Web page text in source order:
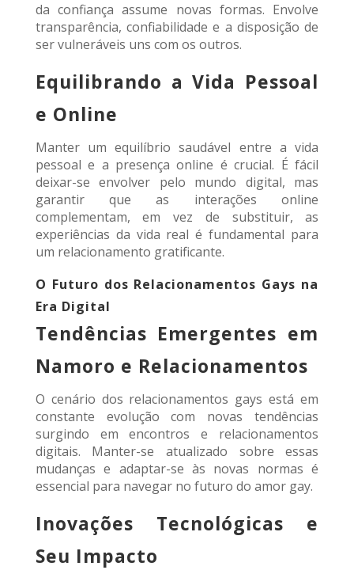
da confiança assume novas formas. Envolve
transparência, confiabilidade e a disposição de
ser vulneráveis ​​uns com os outros.
Equilibrando a Vida Pessoal
e Online
Manter um equilíbrio saudável entre a vida
pessoal e a presença online é crucial. É fácil
deixar-se envolver pelo mundo digital, mas
garantir que as interações online
complementam, em vez de substituir, as
experiências da vida real é fundamental para
um relacionamento gratificante.
O Futuro dos Relacionamentos Gays na
Era Digital
Tendências Emergentes em
Namoro e Relacionamentos
O cenário dos relacionamentos gays está em
constante evolução com novas tendências
surgindo em encontros e relacionamentos
digitais. Manter-se atualizado sobre essas
mudanças e adaptar-se às novas normas é
essencial para navegar no futuro do amor gay.
Inovações Tecnológicas e
Seu Impacto